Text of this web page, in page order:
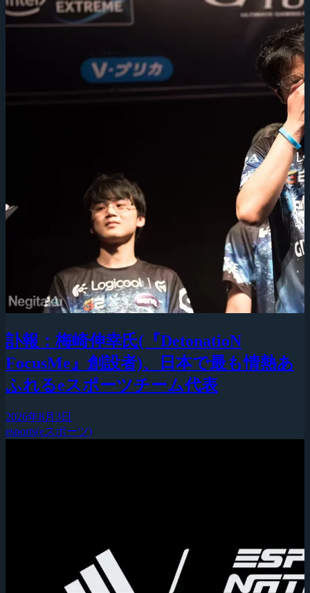
訃報：梅崎伸幸氏(『DetonatioN
FocusMe』創設者)、日本で最も情熱あ
ふれるeスポーツチーム代表
2026年8月3日
esports(eスポーツ)